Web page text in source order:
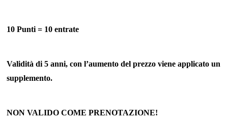
10 Punti = 10 entrate
Validità di 5 anni, con l’aumento del prezzo viene applicato un
supplemento.
NON VALIDO COME PRENOTAZIONE!